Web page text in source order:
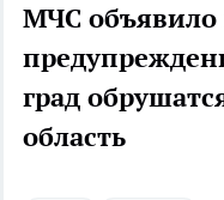
МЧС
град
область